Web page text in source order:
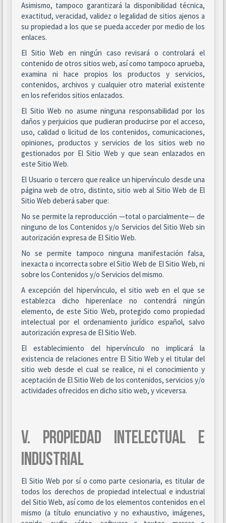
Asimismo, tampoco garantizará la disponibilidad técnica,
exactitud, veracidad, validez o legalidad de sitios ajenos a
su propiedad a los que se pueda acceder por medio de los
enlaces.
El Sitio Web en ningún caso revisará o controlará el
contenido de otros sitios web, así como tampoco aprueba,
examina ni hace propios los productos y servicios,
contenidos, archivos y cualquier otro material existente
en los referidos sitios enlazados.
El Sitio Web no asume ninguna responsabilidad por los
daños y perjuicios que pudieran producirse por el acceso,
uso, calidad o licitud de los contenidos, comunicaciones,
opiniones, productos y servicios de los sitios web no
gestionados por El Sitio Web y que sean enlazados en
este Sitio Web.
El Usuario o tercero que realice un hipervínculo desde una
página web de otro, distinto, sitio web al Sitio Web de El
Sitio Web deberá saber que:
No se permite la reproducción —total o parcialmente— de
ninguno de los Contenidos y/o Servicios del Sitio Web sin
autorización expresa de El Sitio Web.
No se permite tampoco ninguna manifestación falsa,
inexacta o incorrecta sobre el Sitio Web de El Sitio Web, ni
sobre los Contenidos y/o Servicios del mismo.
A excepción del hipervínculo, el sitio web en el que se
establezca dicho hiperenlace no contendrá ningún
elemento, de este Sitio Web, protegido como propiedad
intelectual por el ordenamiento jurídico español, salvo
autorización expresa de El Sitio Web.
El establecimiento del hipervínculo no implicará la
existencia de relaciones entre El Sitio Web y el titular del
sitio web desde el cual se realice, ni el conocimiento y
aceptación de El Sitio Web de los contenidos, servicios y/o
actividades ofrecidos en dicho sitio web, y viceversa.
V. PROPIEDAD INTELECTUAL E
INDUSTRIAL
El Sitio Web por sí o como parte cesionaria, es titular de
todos los derechos de propiedad intelectual e industrial
del Sitio Web, así como de los elementos contenidos en el
mismo (a título enunciativo y no exhaustivo, imágenes,